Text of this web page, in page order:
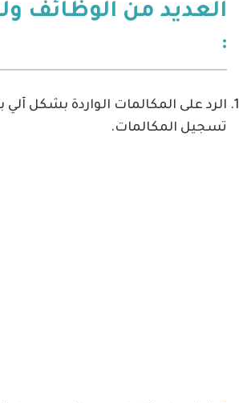
العديد من الوظائف
:
الرد على المكالمات الواردة بشكل آلي
تسجيل المكالمات.